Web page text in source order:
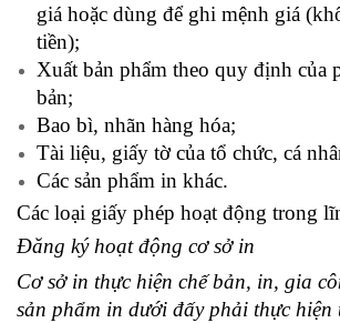
giá hoặc dùng để ghi mệnh giá
tiền);
Xuất bản phẩm theo quy định của
bản;
Bao bì, nhãn hàng hóa;
Tài liệu, giấy tờ của tổ chức, cá
Các sản phẩm in khác.
Các loại giấy phép hoạt động trong
Đăng ký hoạt động cơ sở in
Cơ sở in thực hiện chế bản, in, gia
sản phẩm in dưới đấy phải thực hiện